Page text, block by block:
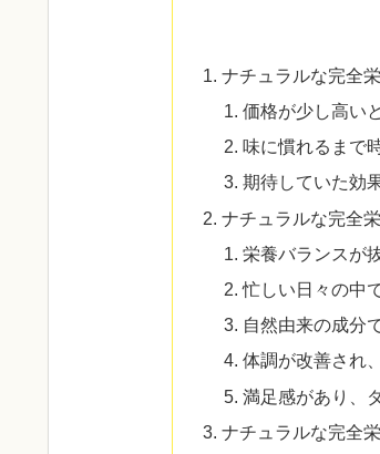
ナチュラルな完全
価格が少し高い
味に慣れるまで
期待していた効
ナチュラルな完全
栄養バランスが
忙しい日々の中
自然由来の成分
体調が改善され
満足感があり、
ナチュラルな完全